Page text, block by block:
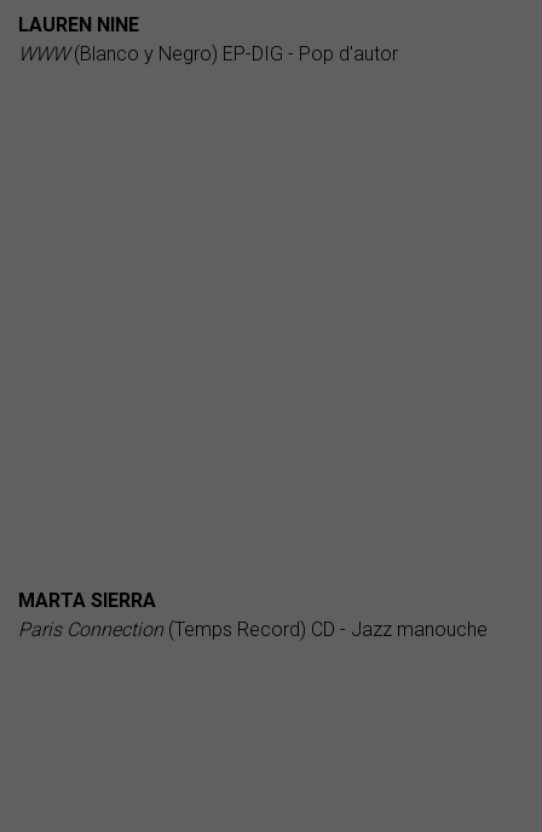
LAUREN NINE
WWW(Blanco y Negro) EP-DIG - Pop d'autor
MARTA SIERRA
Paris Connection (Temps Record) CD - Jazz manouche